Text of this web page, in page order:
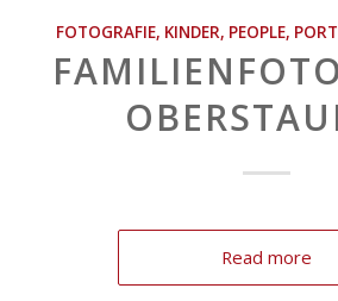
FOTOGRAFIE, KINDER, PEOPLE,
Read more